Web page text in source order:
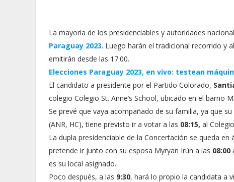
La mayoría de los presidenciables y autoridades
Paraguay 2023. Luego harán el tradicional recorrido y
emitirán desde las 17:00.
Elecciones Paraguay 2023, en vivo: testean
El candidato a presidente por el Partido Colorado,
colegio Colegio St. Anne’s School, ubicado en el barrio
Se prevé que vaya acompañado de su familia, ya que
(ANR, HC), tiene previsto ir a votar a las 08:15, al
La dupla presidenciable de la Concertación se queda
pretende ir junto con su esposa Myryan Irún a las 08:00
es su local asignado.
Poco después, a las 9:30, hará lo propio la candidata a